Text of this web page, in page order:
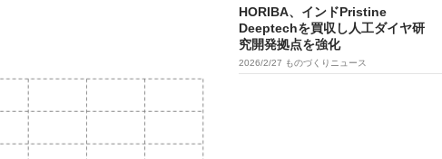
HORIBA、インドPristine
Deeptechを買収し人工ダイヤ研
究開発拠点を強化
2026/2/27 ものづくりニュース